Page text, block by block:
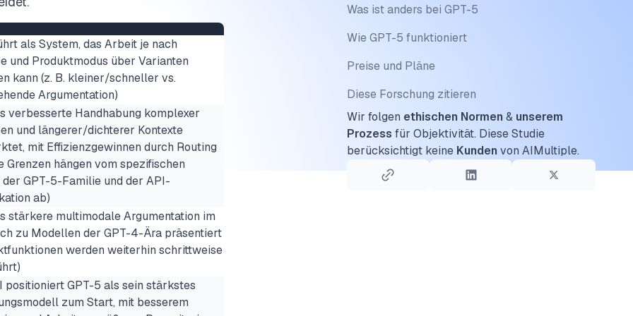
als System, das Arbeit je nach
und Produktmodus über Varianten
kann (z. B. kleiner/schneller vs.
Argumentation)
verbesserte Handhabung komplexer
und längerer/dichterer Kontexte
mit Effizienzgewinnen durch Routing
Grenzen hängen vom spezifischen
GPT-5-Familie und der API-
ab)
stärkere multimodale Argumentation im
zu Modellen der GPT-4-Ära präsentiert
werden weiterhin schrittweise
positioniert GPT-5 als sein stärkstes
zum Start, mit besserem
Was ist anders bei GPT-5
Wie GPT-5 funktioniert
Preise und Pläne
Diese Forschung zitieren
Wir folgen ethischen Normen & unserem
Prozess für Objektivität. Diese Studie
berücksichtigt keine Kunden von AIMultiple.